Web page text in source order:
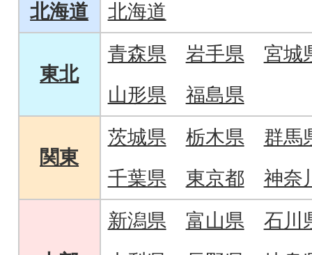
北海道 北海道
東北
青森県 岩手県
宮城
山形県
福島県
関東
茨城県 栃木県
群馬
千葉県
東京都 神奈
新潟県 富山県
石川